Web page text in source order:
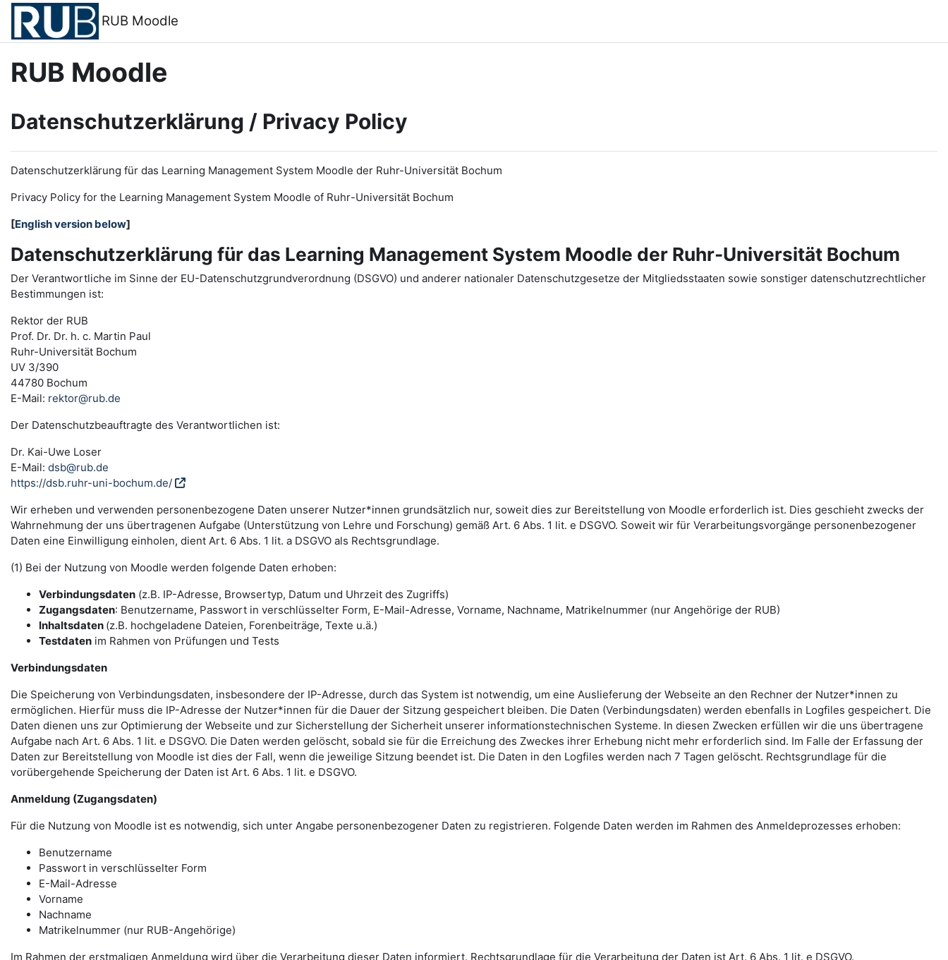
Zum Hauptinhalt
RUB Moodle
RUB Moodle
Datenschutzerklärung / Privacy Policy
Datenschutzerklärung für das Learning Management System Moodle der Ruhr-Universität Bochum
Privacy Policy for the Learning Management System Moodle of Ruhr-Universität Bochum
[English version below]
Datenschutzerklärung für das Learning Management System Moodle der Ruhr-Universität Bochum
Der Verantwortliche im Sinne der EU-Datenschutzgrundverordnung (DSGVO) und anderer nationaler Datenschutzgesetze der Mitgliedsstaaten sowie sonstiger datenschutzrechtlicher
Bestimmungen ist:
Rektor der RUB
Prof. Dr. Dr. h. c. Martin Paul
Ruhr-Universität Bochum
UV 3/390
44780 Bochum
E-Mail: rektor@rub.de
Der Datenschutzbeauftragte des Verantwortlichen ist:
Dr. Kai-Uwe Loser
E-Mail: dsb@rub.de
https://dsb.ruhr-uni-bochum.de/
Wir erheben und verwenden personenbezogene Daten unserer Nutzer*innen grundsätzlich nur, soweit dies zur Bereitstellung von Moodle erforderlich ist. Dies geschieht zwecks der
Wahrnehmung der uns übertragenen Aufgabe (Unterstützung von Lehre und Forschung) gemäß Art. 6 Abs. 1 lit. e DSGVO. Soweit wir für Verarbeitungsvorgänge personenbezogener
Daten eine Einwilligung einholen, dient Art. 6 Abs. 1 lit. a DSGVO als Rechtsgrundlage.
(1) Bei der Nutzung von Moodle werden folgende Daten erhoben:
Verbindungsdaten (z.B. IP-Adresse, Browsertyp, Datum und Uhrzeit des Zugriffs)
Zugangsdaten: Benutzername, Passwort in verschlüsselter Form, E-Mail-Adresse, Vorname, Nachname, Matrikelnummer (nur Angehörige der RUB)
Inhaltsdaten (z.B. hochgeladene Dateien, Forenbeiträge, Texte u.ä.)
Testdaten im Rahmen von Prüfungen und Tests
Verbindungsdaten
Die Speicherung von Verbindungsdaten, insbesondere der IP-Adresse, durch das System ist notwendig, um eine Auslieferung der Webseite an den Rechner der Nutzer*innen zu
ermöglichen. Hierfür muss die IP-Adresse der Nutzer*innen für die Dauer der Sitzung gespeichert bleiben. Die Daten (Verbindungsdaten) werden ebenfalls in Logfiles gespeichert. Die
Daten dienen uns zur Optimierung der Webseite und zur Sicherstellung der Sicherheit unserer informationstechnischen Systeme. In diesen Zwecken erfüllen wir die uns übertragene
Aufgabe nach Art. 6 Abs. 1 lit. e DSGVO. Die Daten werden gelöscht, sobald sie für die Erreichung des Zweckes ihrer Erhebung nicht mehr erforderlich sind. Im Falle der Erfassung der
Daten zur Bereitstellung von Moodle ist dies der Fall, wenn die jeweilige Sitzung beendet ist. Die Daten in den Logfiles werden nach 7 Tagen gelöscht. Rechtsgrundlage für die
vorübergehende Speicherung der Daten ist Art. 6 Abs. 1 lit. e DSGVO.
Anmeldung (Zugangsdaten)
Für die Nutzung von Moodle ist es notwendig, sich unter Angabe personenbezogener Daten zu registrieren. Folgende Daten werden im Rahmen des Anmeldeprozesses erhoben:
Benutzername
Passwort in verschlüsselter Form
E-Mail-Adresse
Vorname
Nachname
Matrikelnummer (nur RUB-Angehörige)
Im Rahmen der erstmaligen Anmeldung wird über die Verarbeitung dieser Daten informiert. Rechtsgrundlage für die Verarbeitung der Daten ist Art. 6 Abs. 1 lit. e DSGVO.